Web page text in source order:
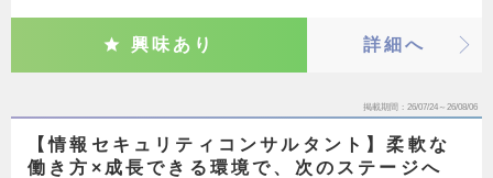
興味あり 詳細へ
掲載期間 26/07/24～26/08/06
【情報セキュリティコンサルタント】柔軟な
働き方×成長できる環境で、次のステージへ